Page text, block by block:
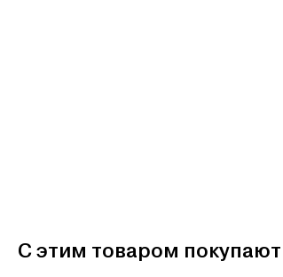
С этим товаром покупают